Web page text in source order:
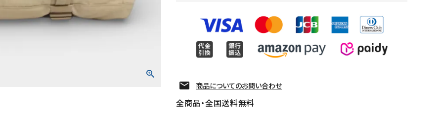
商品についてのお問い合わせ
全商品・全国送料無料